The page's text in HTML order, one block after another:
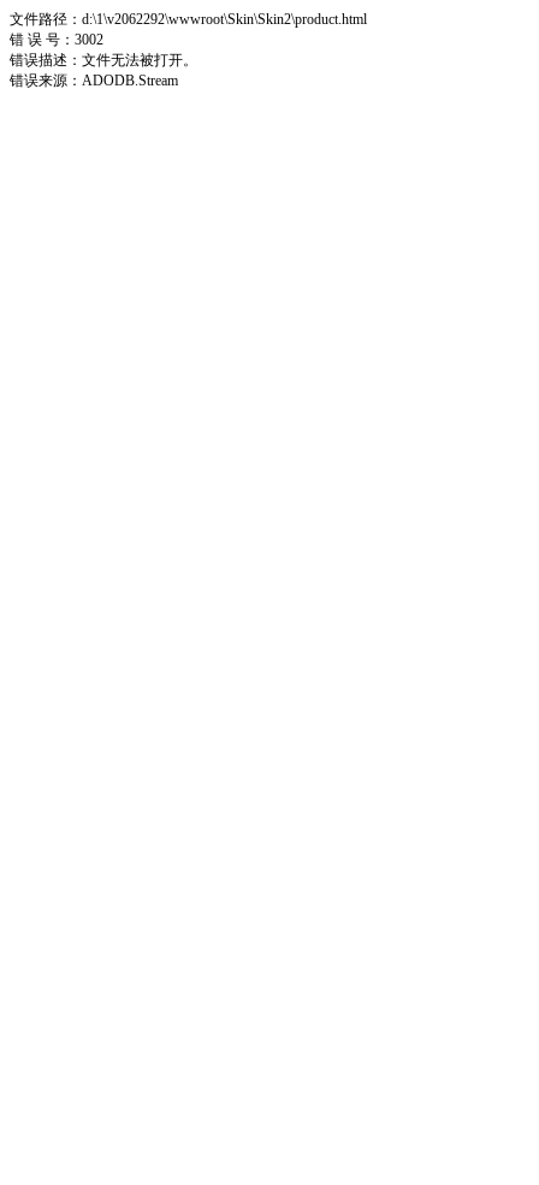
文件路径：d:\1\v2062292\wwwroot\Skin\Skin2\product.html
错 误 号：3002
错误描述：文件无法被打开。
错误来源：ADODB.Stream